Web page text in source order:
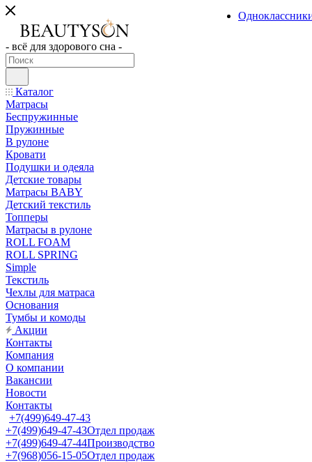
- всё для здорового сна -
Каталог
Матрасы
Беспружинные
Пружинные
В рулоне
Кровати
Подушки и одеяла
Детские товары
Матрасы BABY
Детский текстиль
Топперы
Матрасы в рулоне
ROLL FOAM
ROLL SPRING
Simple
Текстиль
Чехлы для матраса
Основания
Тумбы и комоды
Акции
Контакты
Компания
О компании
Вакансии
Новости
Контакты
+7(499)649-47-43
+7(499)649-47-43Отдел продаж
+7(499)649-47-44Производство
+7(968)056-15-05Отдел продаж